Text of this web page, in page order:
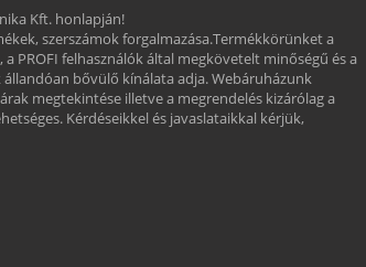
Kft. honlapján!
szerszámok forgalmazása.Termékkörünket a
PROFI felhasználók által megkövetelt minőségű és a
bővülő kínálata adja. Webáruházunk
megtekintése illetve a megrendelés kizárólag a
Kérdéseikkel és javaslataikkal kérjük,